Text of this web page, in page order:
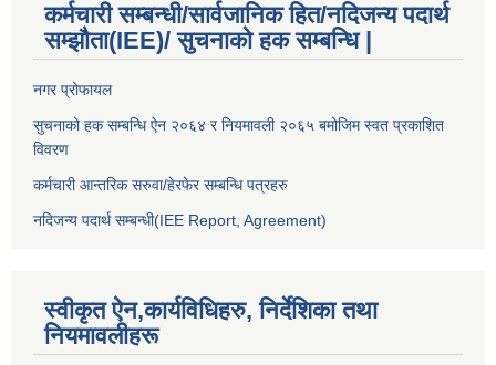
कर्मचारी सम्बन्धी/सार्वजानिक हित/नदिजन्य पदार्थ
सम्झौता(IEE)/ सुचनाको हक सम्बन्धि |
नगर प्रोफायल
सुचनाको हक सम्बन्धि ऐन २०६४ र नियमावली २०६५ बमोजिम स्वत प्रकाशित
विवरण
कर्मचारी आन्तरिक सरुवा/हेरफेर सम्बन्धि पत्रहरु
नदिजन्य पदार्थ सम्बन्धी(IEE Report, Agreement)​
स्वीकृत ऐन,कार्यविधिहरु, निर्देशिका तथा
नियमावलीहरू